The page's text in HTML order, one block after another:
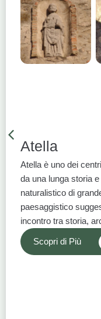
Atella
Atella è uno dei
da una lunga storia
naturalistico di
paesaggistico
incontro tra storia,
Scopri di Più